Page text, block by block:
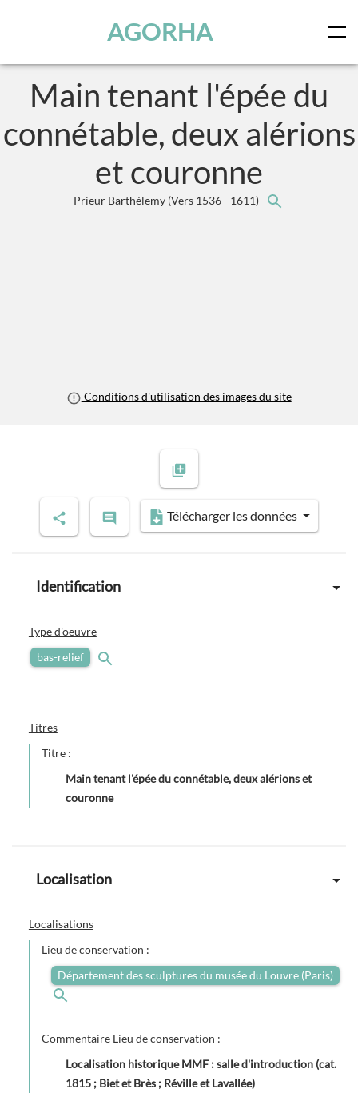
AGORHA
Main tenant l'épée du
connétable, deux alérions
et couronne
Prieur Barthélemy (Vers 1536 - 1611)
Conditions d'utilisation des images du site
Télécharger les données
Identification
Type d'oeuvre
bas-relief
Titres
Titre :
Main tenant l'épée du connétable, deux alérions et
couronne
Localisation
Localisations
Lieu de conservation :
Département des sculptures du musée du Louvre (Paris)
Commentaire Lieu de conservation :
Localisation historique MMF : salle d'introduction (cat.
1815 ; Biet et Brès ; Réville et Lavallée)